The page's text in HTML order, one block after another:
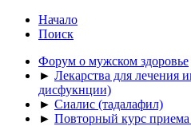
Начало
Поиск
Форум о мужском здоровье
► Лекарства для лечения
дисфукнции)
► Сиалис (тадалафил)
► Повторный курс приема